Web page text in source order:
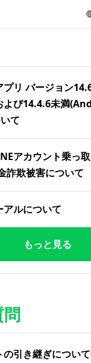
プリ バージョン
よび14.4.6未満
て
アカウント乗っ
詐欺被害について
ルについて
もっと見る
引き継ぎについ